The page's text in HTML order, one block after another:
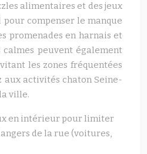
alimentaires et des jeux
compenser le manque
promenades en harnais et
calmes peuvent également
les zones fréquentées
aux activités chaton Seine-
ville.
en intérieur pour limiter
de la rue (voitures,